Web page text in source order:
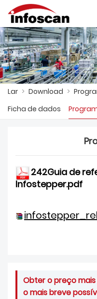
LAR
PRODUTOS
MOSTRA DE FÁBRICA
CONTATE-NOS
DOWNLOAD
العربية 中文
Lar > Download >
Ficha de dados
242Guia de
Infostepper.pdf
Obter o preço
o mais breve